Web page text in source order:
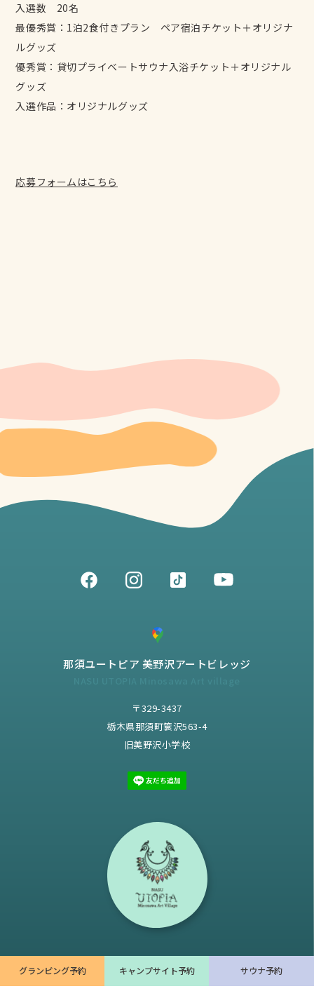
入選数 20名
最優秀賞：1泊2食付きプラン ペア宿泊チケット＋オリジナ
ルグッズ
優秀賞：貸切プライベートサウナ入浴チケット＋オリジナル
グッズ
入選作品：オリジナルグッズ
応募フォームはこちら
那須ユートピア 美野沢アートビレッジ
〒329-3437
栃木県那須町簑沢563-4
旧美野沢小学校
Copyright © 2022 NASU UTOPIA All rights reserved.
グランピング予約 キャンプサイト予約 サウナ予約